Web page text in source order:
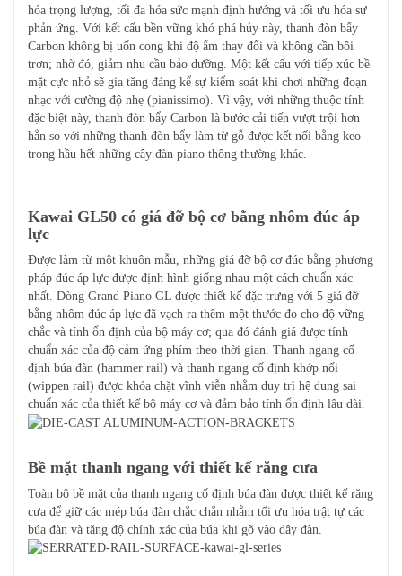
hóa trọng lượng, tối đa hóa sức mạnh định hướng và tối ưu hóa sự
phản ứng. Với kết cấu bền vững khó phá hủy này, thanh đòn bẩy
Carbon không bị uốn cong khi độ ẩm thay đổi và không cần bôi
trơn; nhờ đó, giảm nhu cầu bảo dưỡng. Một kết cấu với tiếp xúc bề
mặt cực nhỏ sẽ gia tăng đáng kể sự kiểm soát khi chơi những đoạn
nhạc với cường độ nhẹ (pianissimo). Vì vậy, với những thuộc tính
đặc biệt này, thanh đòn bẩy Carbon là bước cải tiến vượt trội hơn
hẳn so với những thanh đòn bẩy làm từ gỗ được kết nối bằng keo
trong hầu hết những cây đàn piano thông thường khác.
Kawai GL50 có giá đỡ bộ cơ bằng nhôm đúc áp
lực
Được làm từ một khuôn mẫu, những giá đỡ bộ cơ đúc bằng phương
pháp đúc áp lực được định hình giống nhau một cách chuẩn xác
nhất. Dòng Grand Piano GL được thiết kế đặc trưng với 5 giá đỡ
bằng nhôm đúc áp lực đã vạch ra thêm một thước đo cho độ vững
chắc và tính ổn định của bộ máy cơ; qua đó đánh giá được tính
chuẩn xác của độ cảm ứng phím theo thời gian. Thanh ngang cố
định búa đàn (hammer rail) và thanh ngang cố định khớp nối
(wippen rail) được khóa chặt vĩnh viễn nhằm duy trì hệ dung sai
chuẩn xác của thiết kế bộ máy cơ và đảm bảo tính ổn định lâu dài.
Bề mặt thanh ngang với thiết kế răng cưa
Toàn bộ bề mặt của thanh ngang cố định búa đàn được thiết kế răng
cưa để giữ các mép búa đàn chắc chắn nhằm tối ưu hóa trật tự các
búa đàn và tăng độ chính xác của búa khi gõ vào dây đàn.